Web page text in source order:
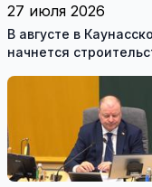
27 июля 2026
В августе в
начнется